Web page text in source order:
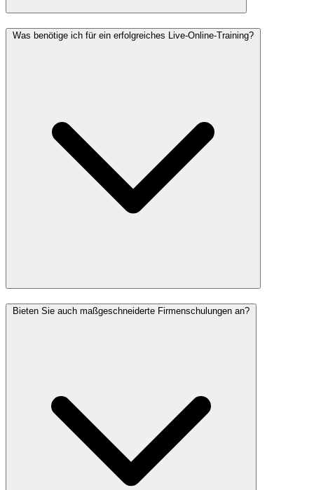
Was benötige ich für ein erfolgreiches Live-Online-Training?
Bieten Sie auch maßgeschneiderte Firmenschulungen an?